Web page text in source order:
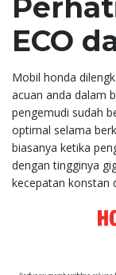
ECO
Mobil honda
acuan anda dalam
pengemudi sudah
optimal selama
biasanya ketika
dengan tingginya
kecepatan konstan